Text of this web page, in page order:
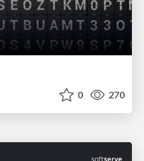
0 270